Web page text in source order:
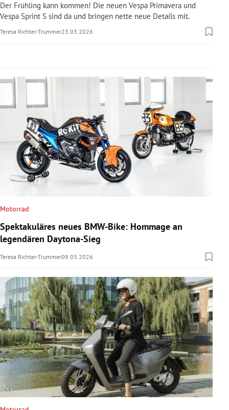
Untermenü
Untermenü
Untermenü
Der Frühling kann kommen! Die neuen Vespa Primavera und
Vespa Sprint S sind da und bringen nette neue Details mit.
Teresa Richter-Trummer23.03.2026
Motorrad
Spektakuläres neues BMW-Bike: Hommage an
legendären Daytona-Sieg
Teresa Richter-Trummer09.03.2026